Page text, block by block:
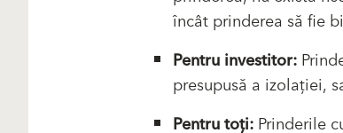
încât prinderea să fie
Pentru investitor:
presupusă a izolației,
Pentru toți:Prinderile